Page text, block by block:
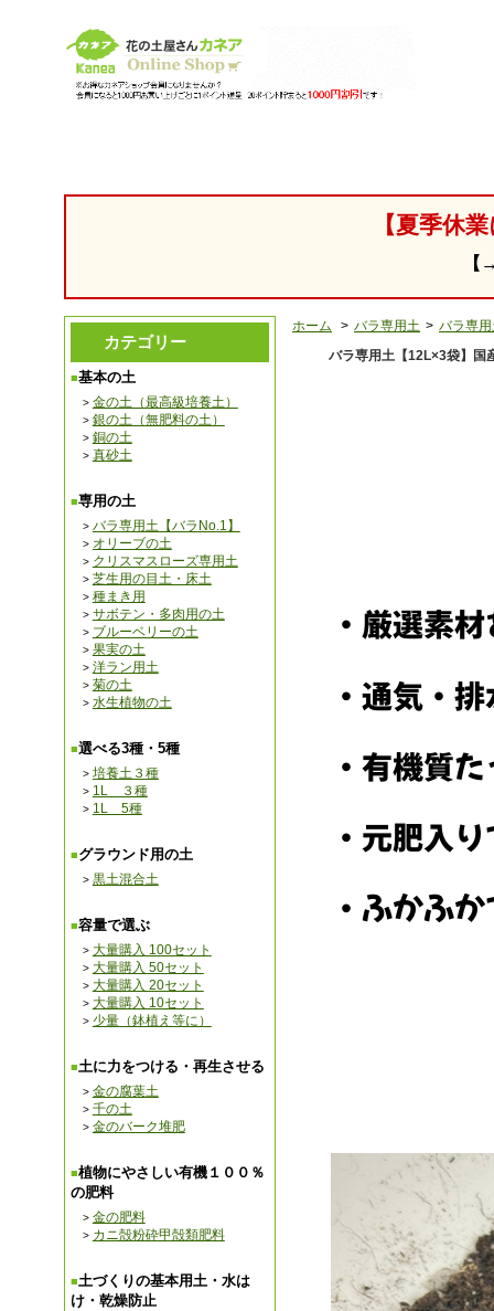
【夏季休
【
カテゴリー
基本の土
金の土（最高級培養土）
銀の土（無肥料の土）
銅の土
真砂土
専用の土
バラ専用土【バラNo.1】
オリーブの土
クリスマスローズ専用土
芝生用の目土・床土
種まき用
サボテン・多肉用の土
ブルーベリーの土
果実の土
洋ラン用土
菊の土
水生植物の土
選べる3種・5種
培養土３種
1L ３種
1L 5種
グラウンド用の土
黒土混合土
容量で選ぶ
大量購入 100セット
大量購入 50セット
大量購入 20セット
大量購入 10セット
少量（鉢植え等に）
土に力をつける・再生させる
金の腐葉土
千の土
金のバーク堆肥
植物にやさしい有機１００％
の肥料
金の肥料
カニ殻粉砕甲殻類肥料
土づくりの基本用土・水は
け・乾燥防止
ホーム > バラ専用土 > バラ専
バラ専用土【12L×3袋】国